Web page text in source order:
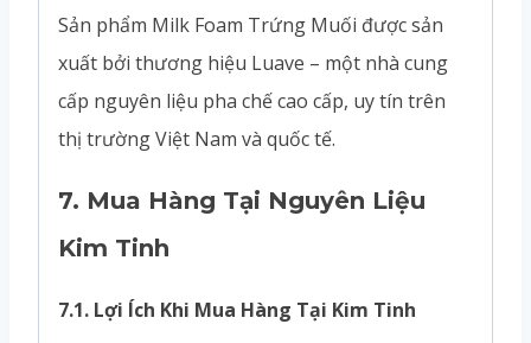
Sản phẩm Milk Foam Trứng Muối được sản
xuất bởi thương hiệu Luave – một nhà cung
cấp nguyên liệu pha chế cao cấp, uy tín trên
thị trường Việt Nam và quốc tế.
7. Mua Hàng Tại Nguyên Liệu
Kim Tinh
7.1. Lợi Ích Khi Mua Hàng Tại Kim Tinh